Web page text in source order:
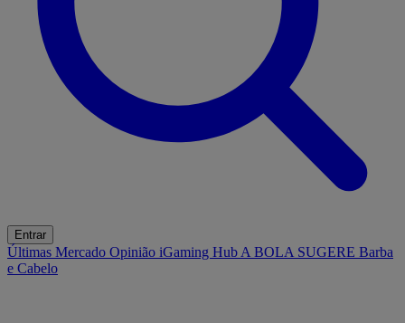
Entrar
Últimas Mercado Opinião iGaming Hub A BOLA SUGERE Barba
e Cabelo